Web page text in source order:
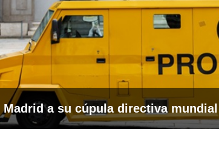
Madrid a su cúpula directiva mundial